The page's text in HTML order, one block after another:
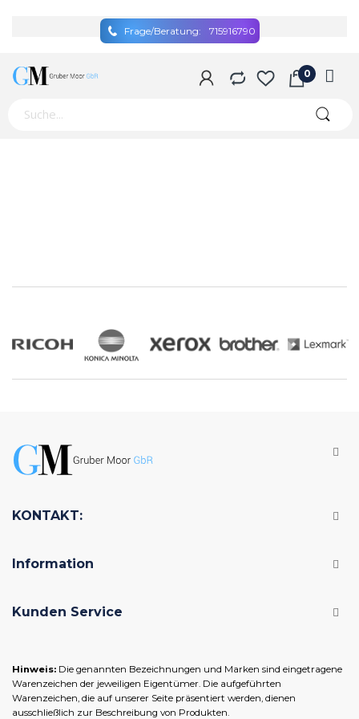
Frage/Beratung: 715916790
KONTAKT:
Information
Kunden Service
Hinweis: Die genannten Bezeichnungen und Marken sind eingetragene
Warenzeichen der jeweiligen Eigentümer. Die aufgeführten
Warenzeichen, die auf unserer Seite präsentiert werden, dienen
ausschließlich zur Beschreibung von Produkten.